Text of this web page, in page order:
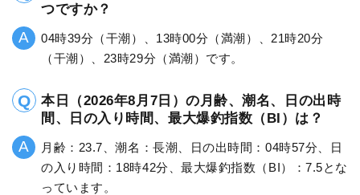
つですか？
04時39分（干潮）、13時00分（満潮）、21時20分
（干潮）、23時29分（満潮）です。
本日（2026年8月7日）の月齢、潮名、日の出時
間、日の入り時間、最大爆釣指数（BI）は？
月齢：23.7、潮名：長潮、日の出時間：04時57分、日
の入り時間：18時42分、最大爆釣指数（BI）：7.5とな
っています。